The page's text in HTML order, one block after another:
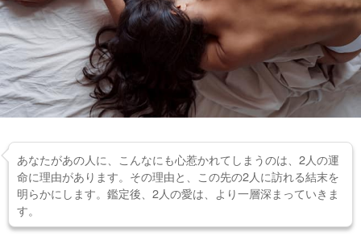
あなたがあの人に、こんなにも心惹かれてしまうのは、2人の運
命に理由があります。その理由と、この先の2人に訪れる結末を
明らかにします。鑑定後、2人の愛は、より一層深まっていきま
す。